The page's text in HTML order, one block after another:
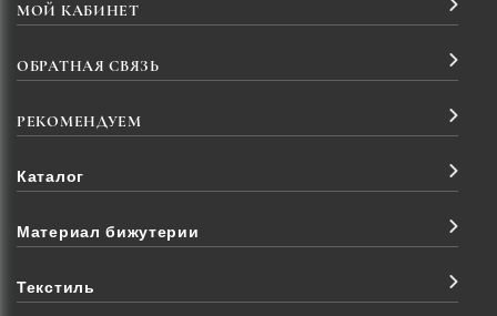
МОЙ КАБИНЕТ
ОБРАТНАЯ СВЯЗЬ
РЕКОМЕНДУЕМ
Каталог
Материал бижутерии
Текстиль